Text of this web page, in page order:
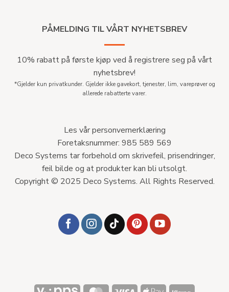
PÅMELDING TIL VÅRT NYHETSBREV
10% rabatt på første kjøp ved å registrere seg på vårt
nyhetsbrev!
*Gjelder kun privatkunder. Gjelder ikke gavekort, tjenester, lim, vareprøver og
allerede rabatterte varer.
Les vår personvernerklæring
Foretaksnummer: 985 589 569
Deco Systems tar forbehold om skrivefeil, prisendringer,
feil bilde og at produkter kan bli utsolgt.
Copyright © 2025 Deco Systems. All Rights Reserved.